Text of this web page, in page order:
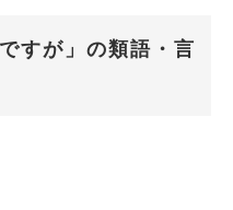
すが」の類語・言